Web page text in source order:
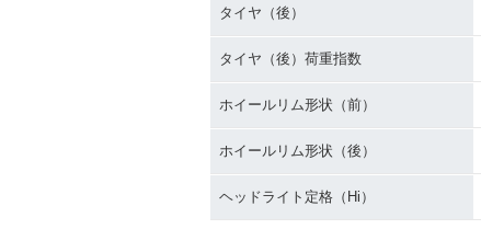
タイヤ（後）
タイヤ（後）荷重指数
ホイールリム形状（前）
ホイールリム形状（後）
ヘッドライト定格（Hi）